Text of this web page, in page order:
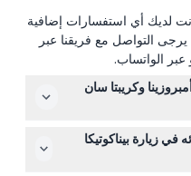
لديك أي استفسارات إضافية
التواصل مع فريقنا عبر
عبر الواتساب.
وكريبتا سان
يغلق مكتب التذاكر
زيارة بيناكوتيكا